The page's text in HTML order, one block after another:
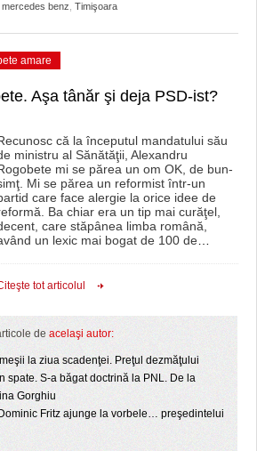
mercedes benz Timişoara
amare
Aşa tânăr şi deja PSD-ist?
că la începutul mandatului său
ministru al Sănătăţii, Alexandru
mi se părea un om OK, de bun-
Mi se părea un reformist într-un
care face alergie la orice idee de
Ba chiar era un tip mai curăţel,
care stăpânea limba română,
un lexic mai bogat de 100 de…
tot articolul
de acelaşi autor:
la ziua scadenţei. Preţul dezmăţului
spate. S-a băgat doctrină la PNL. De la
Gorghiu
Fritz ajunge la vorbele… preşedintelui